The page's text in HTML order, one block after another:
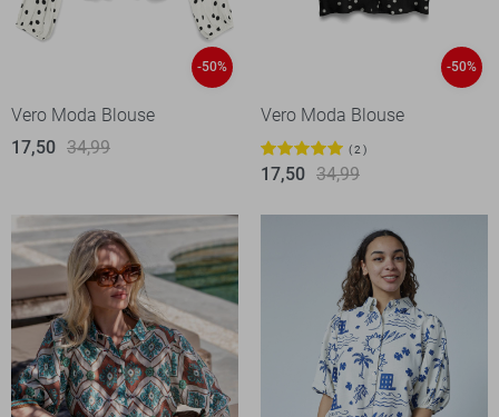
-50%
Vero Moda Blouse
17,50 34,99
-50%
Vero Moda Blouse
2
17,50 34,99